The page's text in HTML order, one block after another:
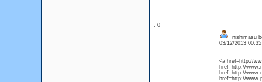
: 0
nishimasu
03/12/2013
<a href=http://
href=http://
href=http://
href=http://